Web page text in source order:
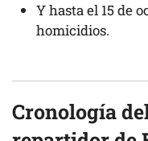
Y hasta el 15 de
homicidios.
Cronología